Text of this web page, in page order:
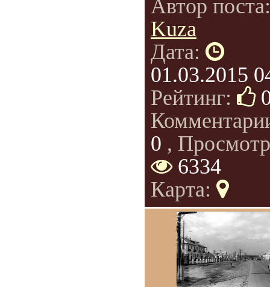
Автор
Kuza
Дата:
01.03.2015
Рейтинг:
0 ,
6334
Карта: